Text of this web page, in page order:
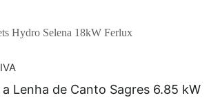
Hydro Selena 18kW Ferlux